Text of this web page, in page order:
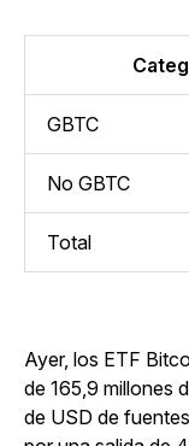
GBTC
No GBTC
Total
Ayer, los ETF
de 165,9 millones
de USD de